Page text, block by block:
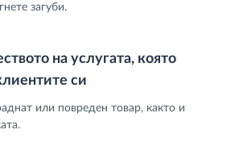
загуби.
на услугата, която
си
или повреден товар, както и